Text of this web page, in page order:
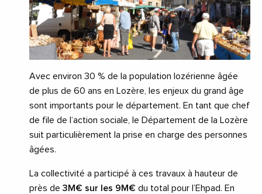
Avec environ 30 % de la population lozérienne âgée
de plus de 60 ans en Lozère, les enjeux du grand âge
sont importants pour le département. En tant que chef
de file de l’action sociale, le Département de la Lozère
suit particulièrement la prise en charge des personnes
âgées.
La collectivité a participé à ces travaux à hauteur de
près de 3M€ sur les 9M€ du total pour l’Ehpad. En